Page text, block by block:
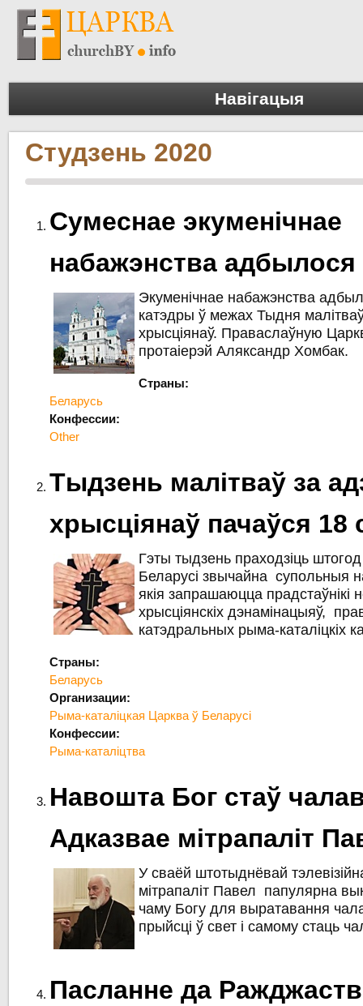
Навігацыя
Студзень 2020
Сумеснае экуменічнае
набажэнства адбылося
Экуменічнае набажэнства
катэдры ў межах Тыдня
хрысціянаў. Праваслаўную
протаіерэй Аляксандр Хомбак.
Страны:
Беларусь
Конфессии:
Other
Тыдзень малітваў за
хрысціянаў пачаўся 18
Гэты тыдзень праходзіць
Беларусі звычайна супольныя
якія запрашаюцца прадстаўнікі
хрысціянскіх дэнамінацыяў,
катэдральных рыма-каталіцкіх
Страны:
Беларусь
Организации:
Рыма-каталіцкая Царква ў Беларусі
Конфессии:
Рыма-каталіцтва
Навошта Бог стаў
Адказвае мітрапаліт
У сваёй штотыднёвай
мітрапаліт Павел папулярна
чаму Богу для выратавання
прыйсці ў свет і самому стаць
Пасланне да